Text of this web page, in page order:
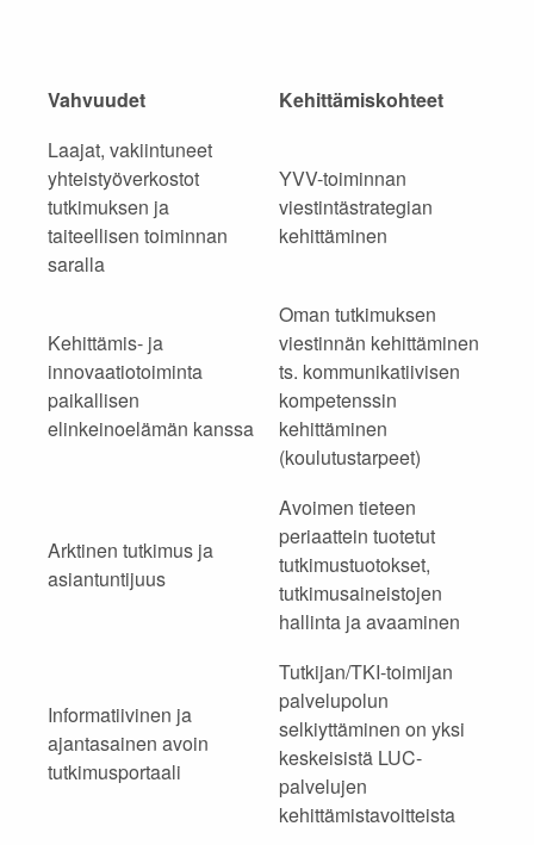
Vahvuudet
Kehittämiskohteet
Laajat, vakiintuneet
yhteistyöverkostot
tutkimuksen ja
taiteellisen toiminnan
saralla
YVV-toiminnan
viestintästrategian
kehittäminen
Kehittämis- ja
innovaatiotoiminta
paikallisen
elinkeinoelämän kanssa
Oman tutkimuksen
viestinnän kehittäminen
ts. kommunikatiivisen
kompetenssin
kehittäminen
(koulutustarpeet)
Arktinen tutkimus ja
asiantuntijuus
Avoimen tieteen
periaattein tuotetut
tutkimustuotokset,
tutkimusaineistojen
hallinta ja avaaminen
Informatiivinen ja
ajantasainen avoin
tutkimusportaali
Tutkijan/TKI-toimijan
palvelupolun
selkiyttäminen on yksi
keskeisistä LUC-
palvelujen
kehittämistavoitteista